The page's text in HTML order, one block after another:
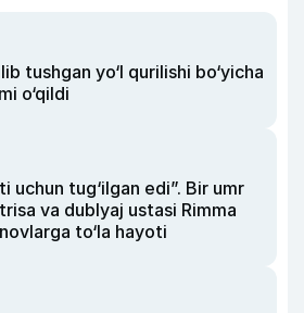
tushgan yo‘l qurilishi bo‘yicha
o‘qildi
uchun tug‘ilgan edi”. Bir umr
va dublyaj ustasi Rimma
to‘la hayoti